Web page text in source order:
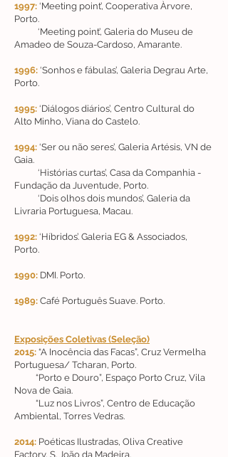
1997: ‘Meeting point’, Cooperativa Àrvore,
Porto.
‘Meeting point’, Galeria do Museu de
Amadeo de Souza-Cardoso, Amarante.
1996: ‘Sonhos e fábulas’, Galeria Degrau Arte,
Porto.
1995: ‘Diálogos diários’, Centro Cultural do
Alto Minho, Viana do Castelo.
1994: ‘Ser ou não seres’, Galeria Artésis, VN de
Gaia.
‘Histórias curtas’, Casa da Companhia -
Fundação da Juventude, Porto.
‘Dois olhos dois mundos’, Galeria da
Livraria Portuguesa, Macau.
1992: ‘Híbridos’. Galeria EG & Associados,
Porto.
1990: DMI. Porto.
1989: Café Português Suave. Porto.
Exposições Coletivas (Seleção)
2015: “A Inocência das Facas”, Cruz Vermelha
Portuguesa/ Tcharan, Porto.
“Porto e Douro”, Espaço Porto Cruz, Vila
Nova de Gaia.
“Luz nos Livros”, Centro de Educação
Ambiental, Torres Vedras.
2014: Poéticas Ilustradas, Oliva Creative
Factory, S. João da Madeira.